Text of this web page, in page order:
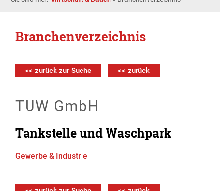
Branchenverzeichnis
<< zurück zur Suche << zurück
TUW GmbH
Tankstelle und Waschpark
Gewerbe & Industrie